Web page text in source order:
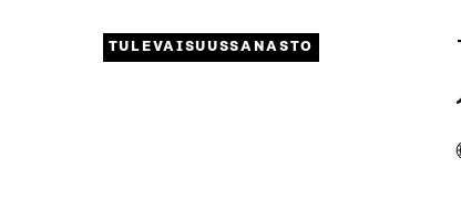
TULEVAISUUSSANASTO